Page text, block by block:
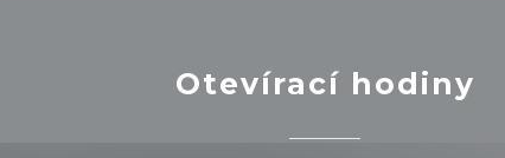
Otevírací hodiny